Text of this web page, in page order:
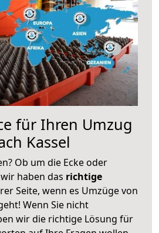
für Ihren Umzug
Kassel
Ob um die Ecke oder
haben das richtige
Seite, wenn es Umzüge von
Wenn Sie nicht
wir die richtige Lösung für